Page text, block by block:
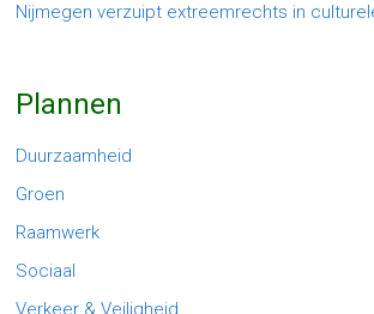
Nijmegen verzuipt extreemrechts in
Plannen
Duurzaamheid
Groen
Raamwerk
Sociaal
Verkeer & Veiligheid